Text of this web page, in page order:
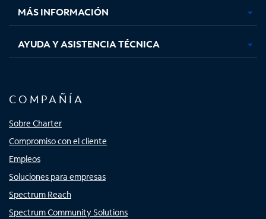
MÁS INFORMACIÓN
AYUDA Y ASISTENCIA TÉCNICA
COMPAÑÍA
Sobre Charter
Compromiso con el cliente
Empleos
Soluciones para empresas
Spectrum Reach
Spectrum Community Solutions